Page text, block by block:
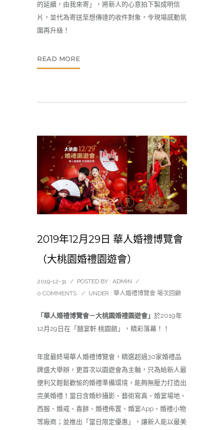
的延續，由我來寄」，將新人的心意拍下製成明信
片，並代為寄送至想傳達的收件對象，令現場感動氛
圍再升級！
READ MORE
2019年12月29日 華人婚禮博覽會
（大桃園婚禮園遊會）
2019-12-31 / POSTED BY : ADMIN /
0 COMMENTS
/ UNDER : 華人婚禮博覽會 場次回顧
「華人婚禮博覽會－大桃園婚禮園遊會」 於2019年
12月29日在「囍宴軒 桃園館」，精彩落幕！！
年度最終場華人婚禮博覽會，精選超過30家婚禮品
牌盛大舉辦，更首次以園遊會為主軸，只為給新人最
便利又輕鬆歡愉的婚禮準備環境，能夠無壓力打造出
完美婚禮！當日含婚紗攝影、藝術寫真、婚宴場地、
西服、婚戒、喜餅、婚禮佈置、婚宴App、婚禮小物
等廠商；並推出「當日限定優惠」，讓新人能以最美